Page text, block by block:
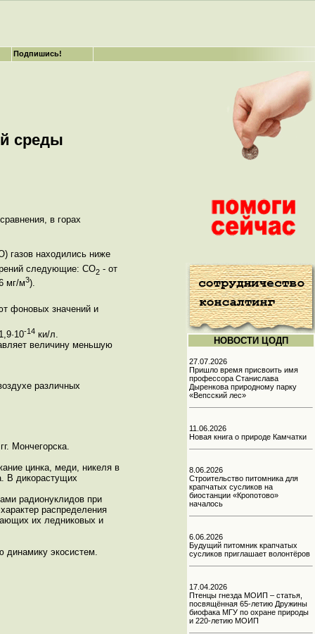
среды
в горах
газов находились ниже
следующие: СО2 - от
мг/м3).
фоновых значений и
-14 ки/л.
величину меньшую
различных
Мончегорска.
цинка, меди, никеля в
В дикорастущих
радионуклидов при
распределения
их ледниковых и
динамику экосистем.
НОВОСТИ ЦОДП
27.07.2026
Пришло время присвоить имя
профессора Станислава
Дыренкова природному парку
«Вепсский лес»
11.06.2026
Новая книга о природе Камчатки
8.06.2026
Строительство питомника для
крапчатых сусликов на
биостанции «Кропотово»
началось
6.06.2026
Будущий питомник крапчатых
сусликов приглашает волонтёров
17.04.2026
Птенцы гнезда МОИП – статья,
посвящённая 65-летию Дружины
биофака МГУ по охране природы
и 220-летию МОИП
Подпишись!